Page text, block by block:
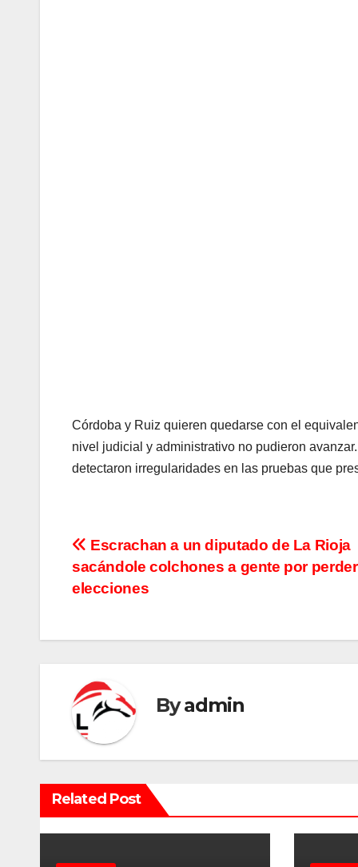
Córdoba y Ruiz quieren quedarse con el
nivel judicial y administrativo no pudieron
detectaron irregularidades en las pruebas que
N
a
e
g
a
c
i
ó
Escrachan a un diputado de La Rioja
sacándole colchones a gente por
elecciones
Byadmin
Related Post